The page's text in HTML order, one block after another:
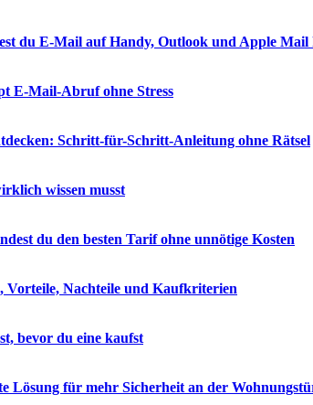
du E-Mail auf Handy, Outlook und Apple
E-Mail-Abruf ohne Stress
Schritt-für-Schritt-Anleitung ohne Rätsel
wissen musst
du den besten Tarif ohne unnötige Kosten
Vorteile, Nachteile und Kaufkriterien
bevor du eine kaufst
Lösung für mehr Sicherheit an der